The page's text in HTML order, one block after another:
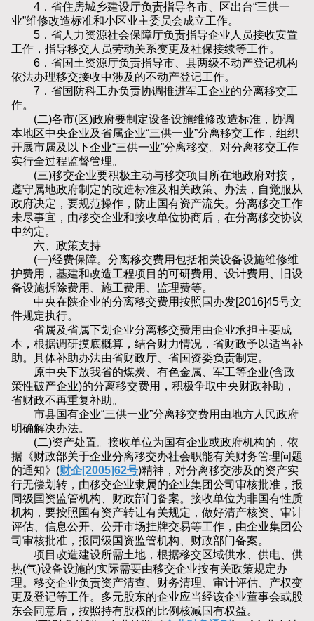
4．省住房城乡建设厅负责指导各市、区出台“三供一
业”维修改造标准和小区业主委员会成立工作。
5．省人力资源社会保障厅负责指导企业人员接收安置
工作，指导移交人员劳动关系变更及社保接续等工作。
6．省国土资源厅负责指导市、县两级不动产登记机构
依法办理移交接收中涉及的不动产登记工作。
7．省国防科工办负责协调推进军工企业的分离移交工
作。
(二)各市(区)政府要制定设备设施维修改造标准，协调
本地区中央企业及省属企业“三供一业”分离移交工作，组织
开展市属及以下企业“三供一业”分离移交。对分离移交工作
实行全过程监督管理。
(三)移交企业要积极主动与移交项目所在地政府对接，
遵守属地政府制定的改造标准及相关政策、办法，自觉服从
政府决定，要规范操作，防止国有资产流失。分离移交工作
未尽事宜，由移交企业和接收单位协商后，在分离移交协议
中约定。
六、政策支持
(一)经费保障。分离移交费用包括相关设备设施维修维
护费用，基建和改造工程项目的可研费用、设计费用、旧设
备设施拆除费用、施工费用、监理费等。
中央在陕企业的分离移交费用按照国办发[2016]45号文
件规定执行。
省属及省属下划企业分离移交费用由企业承担主要成
本，根据调研摸底概算，结合财力情况，省财政予以适当补
助。具体补助办法由省财政厅、省国资委负责制定。
原中央下放我省的煤炭、有色金属、军工等企业(含政
策性破产企业)的分离移交费用，积极争取中央财政补助，
省财政不再重复补助。
市县国有企业“三供一业”分离移交费用由地方人民政府
明确解决办法。
(二)资产处置。接收单位为国有企业或政府机构的，依
据《财政部关于企业分离移交办社会职能有关财务管理问题
的通知》(财企[2005]62号)精神，对分离移交涉及的资产实
行无偿划转，由移交企业隶属的企业集团公司审核批准，报
同级国资监管机构、财政部门备案。接收单位为非国有性质
机构，要按照国有资产转让有关规定，做好清产核资、审计
评估、信息公开、公开市场挂牌交易等工作，由企业集团公
司审核批准，报同级国资监管机构、财政部门备案。
项目改造建设所需土地，根据移交区域供水、供电、供
热(气)设备设施的实际需要由移交企业按有关政策规定办
理。移交企业负责资产清查、财务清理、审计评估、产权变
更及登记等工作。多元股东的企业应当经该企业董事会或股
东会同意后，按照持有股权的比例核减国有权益。